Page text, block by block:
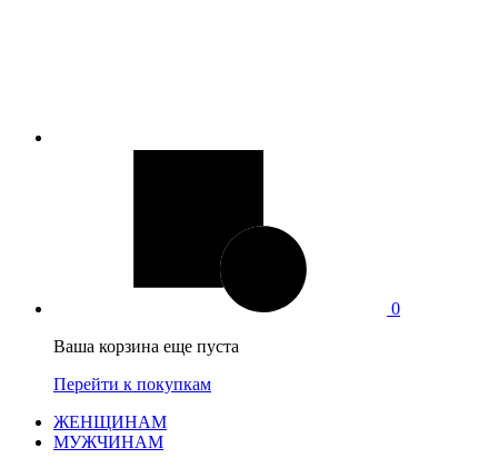
0
Ваша корзина еще пуста
Перейти к покупкам
ЖЕНЩИНАМ
МУЖЧИНАМ